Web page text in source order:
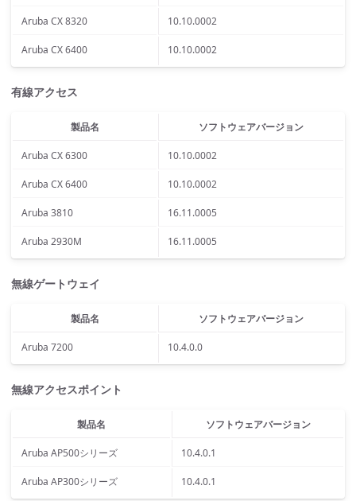
Aruba CX 8320 10.10.0002
Aruba CX 6400 10.10.0002
有線アクセス
製品名 ソフトウェアバージョン
Aruba CX 6300 10.10.0002
Aruba CX 6400 10.10.0002
Aruba 3810 16.11.0005
Aruba 2930M 16.11.0005
無線ゲートウェイ
製品名 ソフトウェアバージョン
Aruba 7200 10.4.0.0
無線アクセスポイント
製品名 ソフトウェアバージョン
Aruba AP500シリーズ 10.4.0.1
Aruba AP300シリーズ 10.4.0.1